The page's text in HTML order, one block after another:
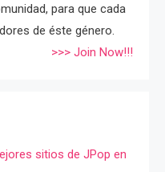
para que cada
de éste género.
>>> Join Now!!!